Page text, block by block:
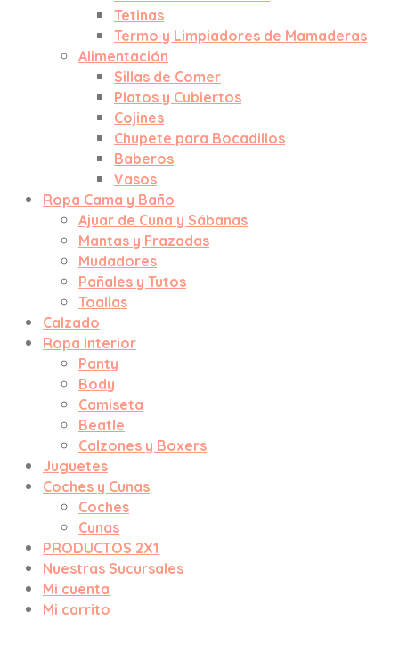
Tetinas
Termo y Limpiadores de Mamaderas
Alimentación
Sillas de Comer
Platos y Cubiertos
Cojines
Chupete para Bocadillos
Baberos
Vasos
Ropa Cama y Baño
Ajuar de Cuna y Sábanas
Mantas y Frazadas
Mudadores
Pañales y Tutos
Toallas
Calzado
Ropa Interior
Panty
Body
Camiseta
Beatle
Calzones y Boxers
Juguetes
Coches y Cunas
Coches
Cunas
PRODUCTOS 2X1
Nuestras Sucursales
Mi cuenta
Mi carrito